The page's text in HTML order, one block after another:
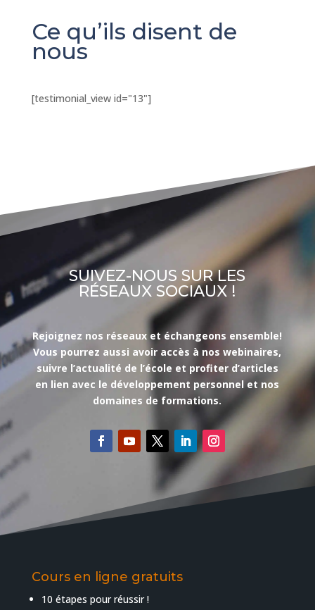
Ce qu’ils disent de
nous
[testimonial_view id="13"]
SUIVEZ-NOUS SUR LES
RÉSEAUX SOCIAUX !
Rejoignez nos réseaux et échangeons ensemble!
Vous pourrez aussi avoir accès à nos webinaires,
suivre l’actualité de l’école et profiter d’articles
en lien avec le développement personnel et nos
domaines de formations.
Cours en ligne gratuits
10 étapes pour réussir !